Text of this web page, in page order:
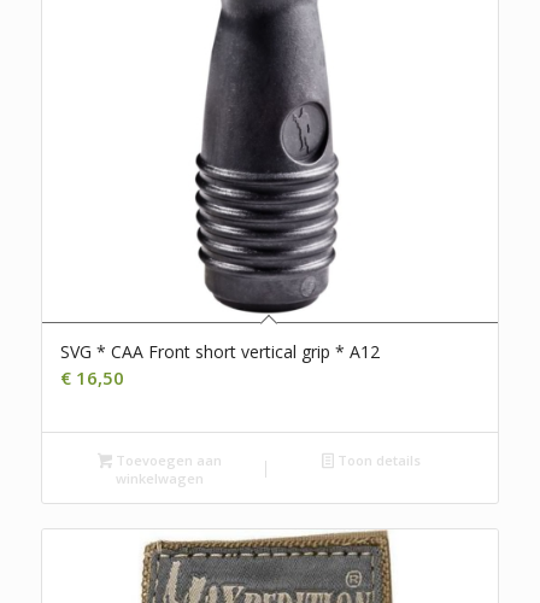
SVG * CAA Front short vertical grip * A12
€16,50
Toevoegen aan
winkelwagen
Toon details